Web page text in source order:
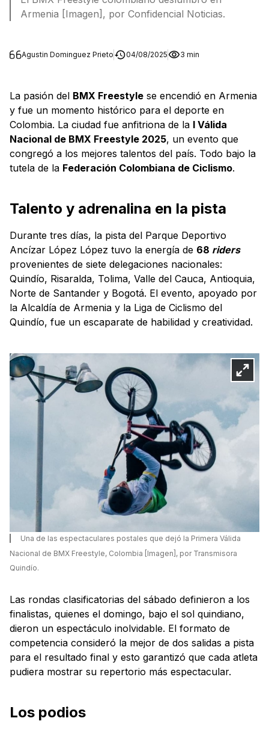
Armenia [Imagen], por Confidencial Noticias.
Agustin Dominguez Prieto 04/08/2025 3 min
La pasión del BMX Freestyle se encendió en Armenia
y fue un momento histórico para el deporte en
Colombia. La ciudad fue anfitriona de la I Válida
Nacional de BMX Freestyle 2025, un evento que
congregó a los mejores talentos del país. Todo bajo la
tutela de la Federación Colombiana de Ciclismo.
Talento y adrenalina en la pista
Durante tres días, la pista del Parque Deportivo
Ancízar López López tuvo la energía de 68 riders
provenientes de siete delegaciones nacionales:
Quindío, Risaralda, Tolima, Valle del Cauca, Antioquia,
Norte de Santander y Bogotá. El evento, apoyado por
la Alcaldía de Armenia y la Liga de Ciclismo del
Quindío, fue un escaparate de habilidad y creatividad.
Una de las espectaculares postales que dejó la Primera Válida
Nacional de BMX Freestyle, Colombia [Imagen], por Transmisora
Quindío.
Las rondas clasificatorias del sábado definieron a los
finalistas, quienes el domingo, bajo el sol quindiano,
dieron un espectáculo inolvidable. El formato de
competencia consideró la mejor de dos salidas a pista
para el resultado final y esto garantizó que cada atleta
pudiera mostrar su repertorio más espectacular.
Los podios